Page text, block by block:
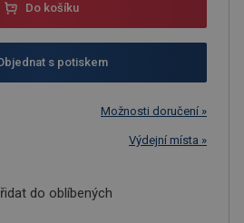
Do košíku
s potiskem
Možnosti doručení »
Výdejní místa »
do oblíbených